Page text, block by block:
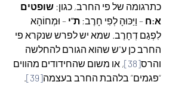
כתרגומה של פי החרב, כגון: שופטים
א:ח – וַיַּכּוּהָ לְפִי חָרֶב; ת”י – וּמְחוֹהָא
לִפְגַם דְחָרֶב. שמא יש לפרש שנקרא פי
החרב כן ע”ש שהוא הגורם להחלשה
והרס[38]
, או משום שהחידודים מהווים
“פגמים” בלהבת החרב בעצמה[39]
.